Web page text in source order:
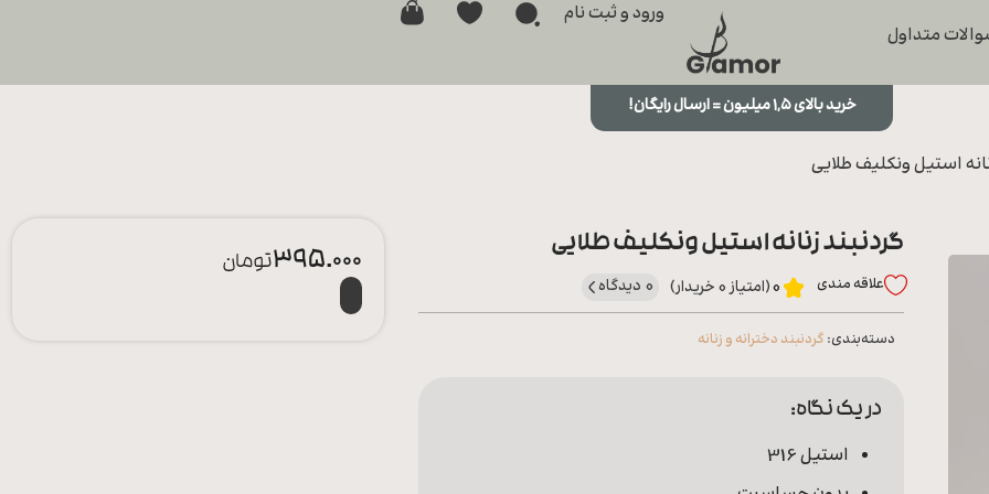
متداول
ورود و ثبت نام
خرید بالای ۱,۵ میلیون = ارسال رایگان!
استیل ونکلیف طلایی
گردنبند زنانه استیل ونکلیف طلایی
علاقه‌ مندی 0(امتیاز 0 خریدار) 0 دیدگاه
دسته‌بندی: گردنبند دخترانه و زنانه
در یک نگاه:
استیل 316
395.000تومان